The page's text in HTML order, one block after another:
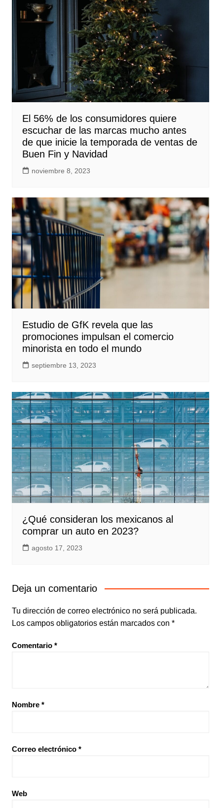
El 56% de los consumidores quiere
escuchar de las marcas mucho antes
de que inicie la temporada de ventas de
Buen Fin y Navidad
noviembre 8, 2023
Estudio de GfK revela que las
promociones impulsan el comercio
minorista en todo el mundo
septiembre 13, 2023
¿Qué consideran los mexicanos al
comprar un auto en 2023?
agosto 17, 2023
Deja un comentario
Tu dirección de correo electrónico no será publicada.
Los campos obligatorios están marcados con *
Comentario *
Nombre *
Correo electrónico *
Web